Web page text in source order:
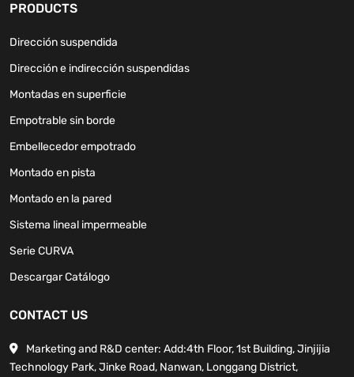
PRODUCTS
Dirección suspendida
Dirección e indirección suspendidas
Montadas en superficie
Empotrable sin borde
Embellecedor empotrado
Montado en pista
Montado en la pared
Sistema lineal impermeable
Serie CURVA
Descargar Catálogo
CONTACT US
Marketing and R&D center: Add:4th Floor, 1st Building, Jinjijia
Technology Park, Jinke Road, Nanwan, Longgang District,